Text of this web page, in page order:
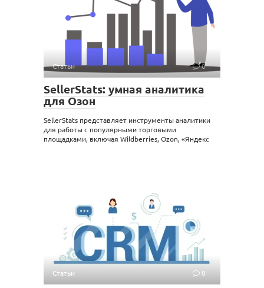
Статьи 0
SellerStats: умная аналитика
для Озон
SellerStats представляет инструменты аналитики
для работы с популярными торговыми
площадками, включая Wildberries, Ozon, «Яндекс
Статьи 0